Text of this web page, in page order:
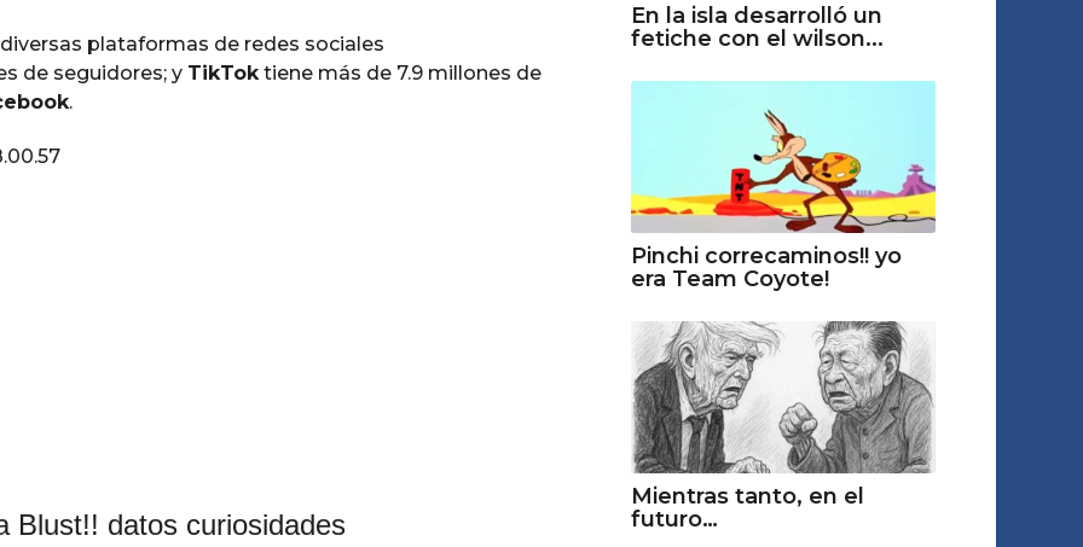
plataformas de redes sociales
de seguidores; y TikToktiene más de 7.9 millones de
.
Blust!! datos curiosidades
En la isla desarrolló un
fetiche con el wilson...
Pinchi correcaminos!! yo
era Team Coyote!
Mientras tanto, en el
futuro…